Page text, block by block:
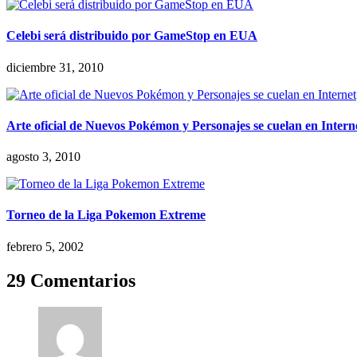
Celebi será distribuido por GameStop en EUA
diciembre 31, 2010
Arte oficial de Nuevos Pokémon y Personajes se cuelan en
agosto 3, 2010
Torneo de la Liga Pokemon Extreme
febrero 5, 2002
29 Comentarios